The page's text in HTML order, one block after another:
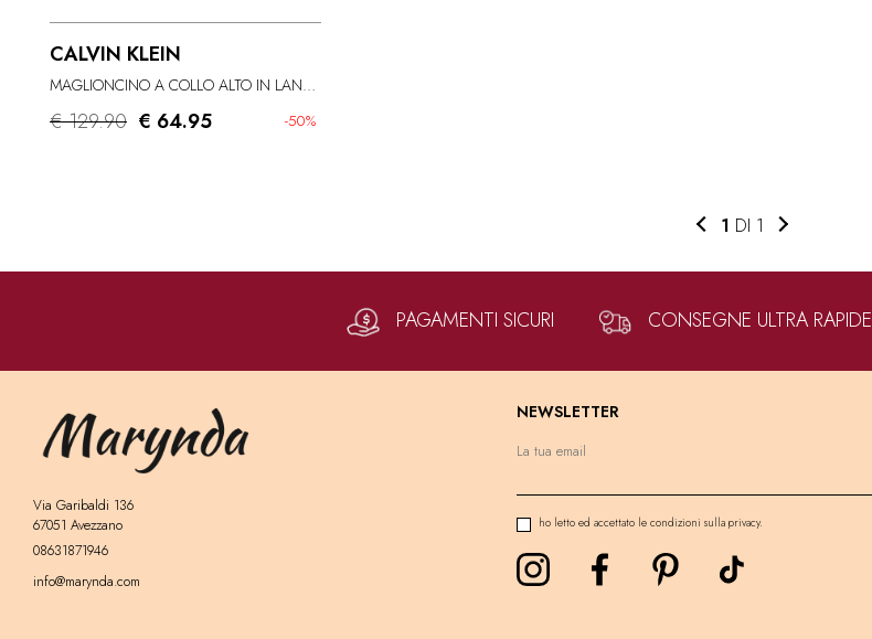
CALVIN KLEIN
MAGLIONCINO A COLLO ALTO IN LANA MERINO LUREX
€ 129.90 -50%
€ 64.95
1 DI 1
PAGAMENTI SICURI CONSEGNE ULTRA RAPIDE
Via Garibaldi 136
67051 Avezzano
08631871946
info@marynda.com
NEWSLETTER
ho letto ed accettato le condizioni sulla privacy.